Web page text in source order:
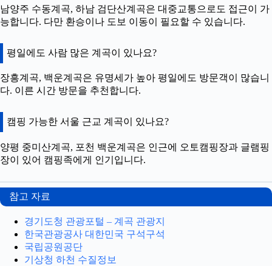
남양주 수동계곡, 하남 검단산계곡은 대중교통으로도 접근이 가
능합니다. 다만 환승이나 도보 이동이 필요할 수 있습니다.
평일에도 사람 많은 계곡이 있나요?
장흥계곡, 백운계곡은 유명세가 높아 평일에도 방문객이 많습니
다. 이른 시간 방문을 추천합니다.
캠핑 가능한 서울 근교 계곡이 있나요?
양평 중미산계곡, 포천 백운계곡은 인근에 오토캠핑장과 글램핑
장이 있어 캠핑족에게 인기입니다.
참고 자료
경기도청 관광포털 – 계곡 관광지
한국관광공사 대한민국 구석구석
국립공원공단
기상청 하천 수질정보